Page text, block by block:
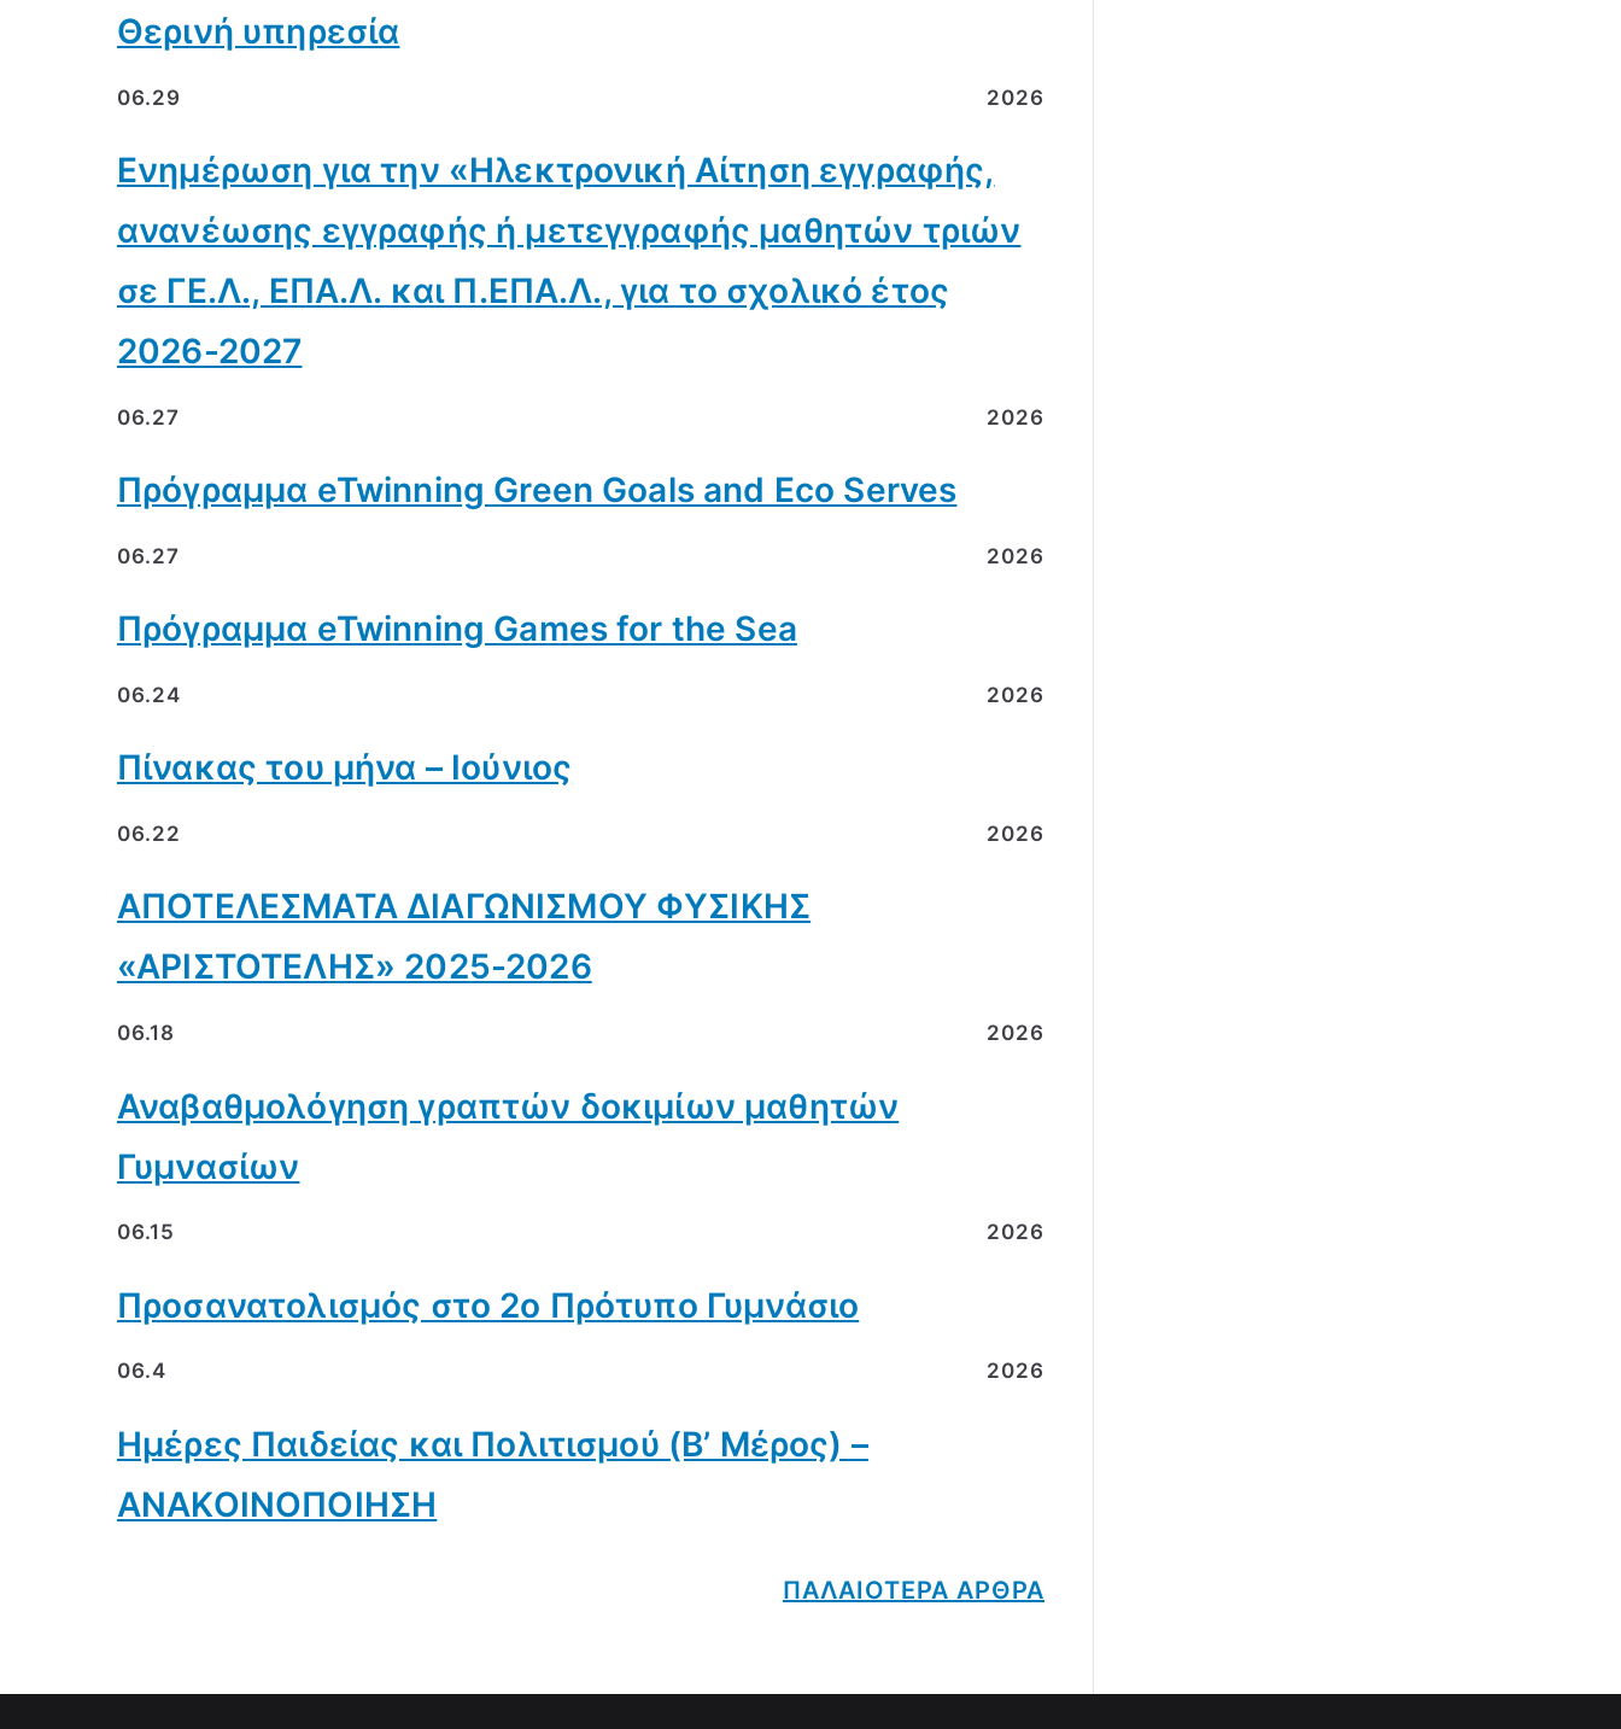
Θερινή υπηρεσία
06.29 2026
Ενημέρωση για την «Ηλεκτρονική Αίτηση εγγραφής,
ανανέωσης εγγραφής ή μετεγγραφής μαθητών τριών
σε ΓΕ.Λ., ΕΠΑ.Λ. και Π.ΕΠΑ.Λ., για το σχολικό έτος
2026-2027
06.27 2026
Πρόγραμμα eTwinning Green Goals and Eco Serves
06.27 2026
Πρόγραμμα eTwinning Games for the Sea
06.24 2026
Πίνακας του μήνα – Ιούνιος
06.22 2026
ΑΠΟΤΕΛΕΣΜΑΤΑ ΔΙΑΓΩΝΙΣΜΟΥ ΦΥΣΙΚΗΣ
«ΑΡΙΣΤΟΤΕΛΗΣ» 2025-2026
06.18 2026
Αναβαθμολόγηση γραπτών δοκιμίων μαθητών
Γυμνασίων
06.15 2026
Προσανατολισμός στο 2ο Πρότυπο Γυμνάσιο
06.4 2026
Ημέρες Παιδείας και Πολιτισμού (Β’ Μέρος) –
ΑΝΑΚΟΙΝΟΠΟΙΗΣΗ
ΠΑΛΑΙΟΤΕΡΑ ΑΡΘΡΑ